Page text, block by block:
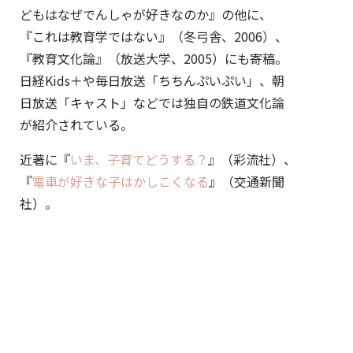
どもはなぜでんしゃが好きなのか』の他に、
『これは教育学ではない』（冬弓舎、2006）、
『教育文化論』（放送大学、2005）にも寄稿。
日経Kids＋や毎日放送「ちちんぷいぷい」、朝
日放送「キャスト」などでは独自の鉄道文化論
が紹介されている。
近著に『いま、子育てどうする？』（彩流社）、
『電車が好きな子はかしこくなる』（交通新聞
社）。